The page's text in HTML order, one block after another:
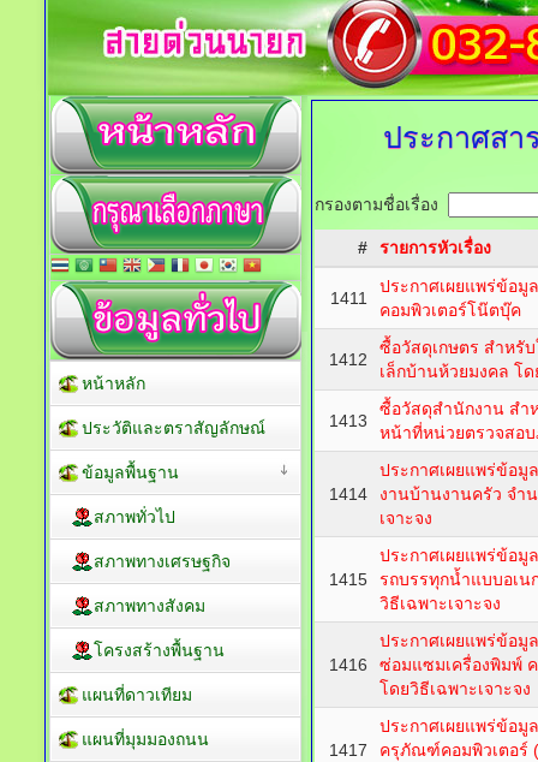
ประกาศส
กรองตามชื่อเรื่อง
# รายการหัวเรื่อง
1411
ประกาศเผยแพร่ข้อ
คอมพิวเตอร์โน๊ตบุ๊ค
1412
ซื้อวัสดุเกษตร สำหรั
เล็กบ้านห้วยมงคล โด
1413
ซื้อวัสดุสำนักงาน สำ
หน้าที่หน่วยตรวจสอบ
1414
ประกาศเผยแพร่ข้อ
งานบ้านงานครัว จำ
เจาะจง
1415
ประกาศเผยแพร่ข้อมู
รถบรรทุกน้ำแบบอเน
วิธีเฉพาะเจาะจง
1416
ประกาศเผยแพร่ข้อมู
ซ่อมแซมเครื่องพิมพ์
โดยวิธีเฉพาะเจาะจง
1417
ประกาศเผยแพร่ข้อมู
ครุภัณฑ์คอมพิวเตอร์
หน้าหลัก
ประวัติและตราสัญลักษณ์
ข้อมูลพื้นฐาน
สภาพทั่วไป
สภาพทางเศรษฐกิจ
สภาพทางสังคม
โครงสร้างพื้นฐาน
แผนที่ดาวเทียม
แผนที่มุมมองถนน